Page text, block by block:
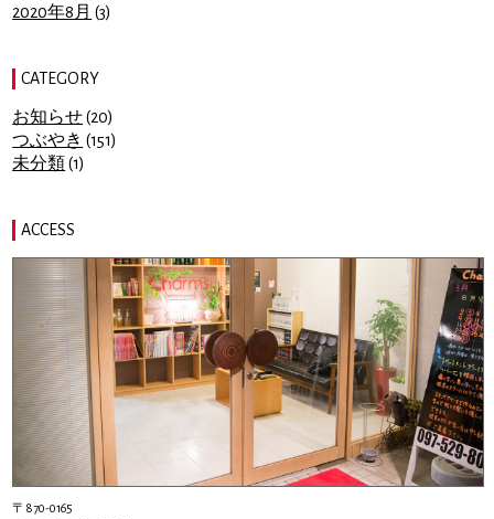
2020年8月 (3)
CATEGORY
お知らせ(20)
つぶやき (151)
未分類 (1)
ACCESS
〒870-0165